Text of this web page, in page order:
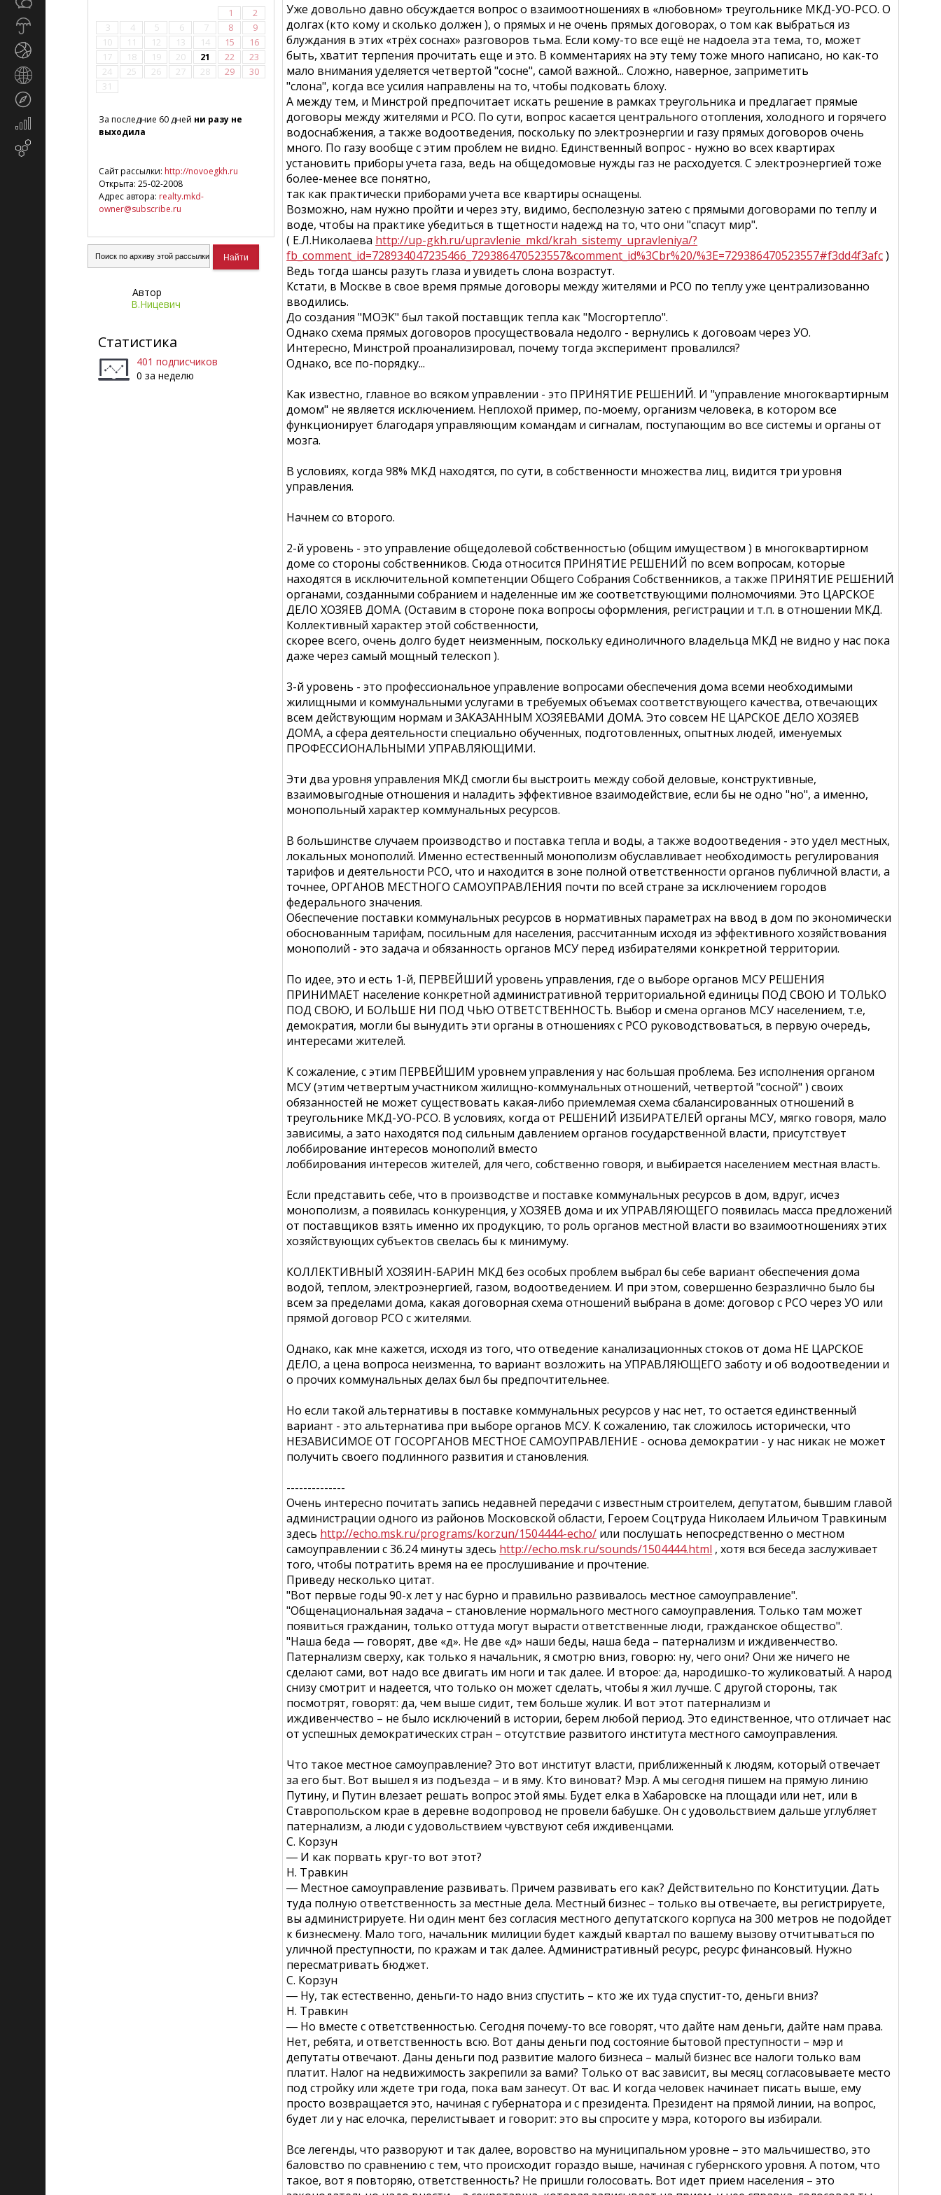
Экономика
1
2
3
4 5 6 7 8
9
10
11 12 13 14 15
16
17
18 19 20 21 22
23
24
25 26 27 28 29
30
31
За последние 60 дней ни разу не
выходила
Сайт рассылки: http://novoegkh.ru
Открыта: 25-02-2008
Адрес автора: realty.mkd-
owner@subscribe.ru
Автор
В.Ницевич
Статистика
401 подписчиков
0 за неделю
Уже довольно давно обсуждается вопрос о взаимоотношениях в «любовном» треугольнике МКД-УО-РСО. О
долгах (кто кому и сколько должен ), о прямых и не очень прямых договорах, о том как выбраться из
блуждания в этих «трёх соснах» разговоров тьма. Если кому-то все ещё не надоела эта тема, то, может
быть, хватит терпения прочитать еще и это. В комментариях на эту тему тоже много написано, но как-то
мало внимания уделяется четвертой "сосне", самой важной... Сложно, наверное, заприметить
"слона", когда все усилия направлены на то, чтобы подковать блоху.
А между тем, и Минстрой предпочитает искать решение в рамках треугольника и предлагает прямые
договоры между жителями и РСО. По сути, вопрос касается центрального отопления, холодного и горячего
водоснабжения, а также водоотведения, поскольку по электроэнергии и газу прямых договоров очень
много. По газу вообще с этим проблем не видно. Единственный вопрос - нужно во всех квартирах
установить приборы учета газа, ведь на общедомовые нужды газ не расходуется. С электроэнергией тоже
более-менее все понятно,
так как практически приборами учета все квартиры оснащены.
Возможно, нам нужно пройти и через эту, видимо, бесполезную затею с прямыми договорами по теплу и
воде, чтобы на практике убедиться в тщетности надежд на то, что они "спасут мир".
( Е.Л.Николаева http://up-gkh.ru/upravlenie_mkd/krah_sistemy_upravleniya/?
fb_comment_id=728934047235466_729386470523557&comment_id%3Cbr%20/%3E=729386470523557#f3dd4f3afc)
Ведь тогда шансы разуть глаза и увидеть слона возрастут.
Кстати, в Москве в свое время прямые договоры между жителями и РСО по теплу уже централизованно
вводились.
До создания "МОЭК" был такой поставщик тепла как "Мосгортепло".
Однако схема прямых договоров просуществовала недолго - вернулись к договоам через УО.
Интересно, Минстрой проанализировал, почему тогда эксперимент провалился?
Однако, все по-порядку...
Как известно, главное во всяком управлении - это ПРИНЯТИЕ РЕШЕНИЙ. И "управление многоквартирным
домом" не является исключением. Неплохой пример, по-моему, организм человека, в котором все
функционирует благодаря управляющим командам и сигналам, поступающим во все системы и органы от
мозга.
В условиях, когда 98% МКД находятся, по сути, в собственности множества лиц, видится три уровня
управления.
Начнем со второго.
2-й уровень - это управление общедолевой собственностью (общим имуществом ) в многоквартирном
доме со стороны собственников. Сюда относится ПРИНЯТИЕ РЕШЕНИЙ по всем вопросам, которые
находятся в исключительной компетенции Общего Собрания Собственников, а также ПРИНЯТИЕ РЕШЕНИЙ
органами, созданными собранием и наделенные им же соответствующими полномочиями. Это ЦАРСКОЕ
ДЕЛО ХОЗЯЕВ ДОМА. (Оставим в стороне пока вопросы оформления, регистрации и т.п. в отношении МКД.
Коллективный характер этой собственности,
скорее всего, очень долго будет неизменным, поскольку единоличного владельца МКД не видно у нас пока
даже через самый мощный телескоп ).
3-й уровень - это профессиональное управление вопросами обеспечения дома всеми необходимыми
жилищными и коммунальными услугами в требуемых объемах соответствующего качества, отвечающих
всем действующим нормам и ЗАКАЗАННЫМ ХОЗЯЕВАМИ ДОМА. Это совсем НЕ ЦАРСКОЕ ДЕЛО ХОЗЯЕВ
ДОМА, а сфера деятельности специально обученных, подготовленных, опытных людей, именуемых
ПРОФЕССИОНАЛЬНЫМИ УПРАВЛЯЮЩИМИ.
Эти два уровня управления МКД смогли бы выстроить между собой деловые, конструктивные,
взаимовыгодные отношения и наладить эффективное взаимодействие, если бы не одно "но", а именно,
монопольный характер коммунальных ресурсов.
В большинстве случаем производство и поставка тепла и воды, а также водоотведения - это удел местных,
локальных монополий. Именно естественный монополизм обуславливает необходимость регулирования
тарифов и деятельности РСО, что и находится в зоне полной ответственности органов публичной власти, а
точнее, ОРГАНОВ МЕСТНОГО САМОУПРАВЛЕНИЯ почти по всей стране за исключением городов
федерального значения.
Обеспечение поставки коммунальных ресурсов в нормативных параметрах на ввод в дом по экономически
обоснованным тарифам, посильным для населения, рассчитанным исходя из эффективного хозяйствования
монополий - это задача и обязанность органов МСУ перед избирателями конкретной территории.
По идее, это и есть 1-й, ПЕРВЕЙШИЙ уровень управления, где о выборе органов МСУ РЕШЕНИЯ
ПРИНИМАЕТ население конкретной административной территориальной единицы ПОД СВОЮ И ТОЛЬКО
ПОД СВОЮ, И БОЛЬШЕ НИ ПОД ЧЬЮ ОТВЕТСТВЕННОСТЬ. Выбор и смена органов МСУ населением, т.е,
демократия, могли бы вынудить эти органы в отношениях с РСО руководствоваться, в первую очередь,
интересами жителей.
К сожаление, с этим ПЕРВЕЙШИМ уровнем управления у нас большая проблема. Без исполнения органом
МСУ (этим четвертым участником жилищно-коммунальных отношений, четвертой "сосной" ) своих
обязанностей не может существовать какая-либо приемлемая схема сбалансированных отношений в
треугольнике МКД-УО-РСО. В условиях, когда от РЕШЕНИЙ ИЗБИРАТЕЛЕЙ органы МСУ, мягко говоря, мало
зависимы, а зато находятся под сильным давлением органов государственной власти, присутствует
лоббирование интересов монополий вместо
лоббирования интересов жителей, для чего, собственно говоря, и выбирается населением местная власть.
Если представить себе, что в производстве и поставке коммунальных ресурсов в дом, вдруг, исчез
монополизм, а появилась конкуренция, у ХОЗЯЕВ дома и их УПРАВЛЯЮЩЕГО появилась масса предложений
от поставщиков взять именно их продукцию, то роль органов местной власти во взаимоотношениях этих
хозяйствующих субъектов свелась бы к минимуму.
КОЛЛЕКТИВНЫЙ ХОЗЯИН-БАРИН МКД без особых проблем выбрал бы себе вариант обеспечения дома
водой, теплом, электроэнергией, газом, водоотведением. И при этом, совершенно безразлично было бы
всем за пределами дома, какая договорная схема отношений выбрана в доме: договор с РСО через УО или
прямой договор РСО с жителями.
Однако, как мне кажется, исходя из того, что отведение канализационных стоков от дома НЕ ЦАРСКОЕ
ДЕЛО, а цена вопроса неизменна, то вариант возложить на УПРАВЛЯЮЩЕГО заботу и об водоотведении и
о прочих коммунальных делах был бы предпочтительнее.
Но если такой альтернативы в поставке коммунальных ресурсов у нас нет, то остается единственный
вариант - это альтернатива при выборе органов МСУ. К сожалению, так сложилось исторически, что
НЕЗАВИСИМОЕ ОТ ГОСОРГАНОВ МЕСТНОЕ САМОУПРАВЛЕНИЕ - основа демократии - у нас никак не может
получить своего подлинного развития и становления.
--------------
Очень интересно почитать запись недавней передачи с известным строителем, депутатом, бывшим главой
администрации одного из районов Московской области, Героем Соцтруда Николаем Ильичом Травкиным
здесь http://echo.msk.ru/programs/korzun/1504444-echo/ или послушать непосредственно о местном
самоуправлении с 36.24 минуты здесь http://echo.msk.ru/sounds/1504444.html , хотя вся беседа заслуживает
того, чтобы потратить время на ее прослушивание и прочтение.
Приведу несколько цитат.
"Вот первые годы 90-х лет у нас бурно и правильно развивалось местное самоуправление".
"Общенациональная задача – становление нормального местного самоуправления. Только там может
появиться гражданин, только оттуда могут вырасти ответственные люди, гражданское общество".
"Наша беда — говорят, две «д». Не две «д» наши беды, наша беда – патернализм и иждивенчество.
Патернализм сверху, как только я начальник, я смотрю вниз, говорю: ну, чего они? Они же ничего не
сделают сами, вот надо все двигать им ноги и так далее. И второе: да, народишко-то жуликоватый. А народ
снизу смотрит и надеется, что только он может сделать, чтобы я жил лучше. С другой стороны, так
посмотрят, говорят: да, чем выше сидит, тем больше жулик. И вот этот патернализм и
иждивенчество – не было исключений в истории, берем любой период. Это единственное, что отличает нас
от успешных демократических стран – отсутствие развитого института местного самоуправления.
Что такое местное самоуправление? Это вот институт власти, приближенный к людям, который отвечает
за его быт. Вот вышел я из подъезда – и в яму. Кто виноват? Мэр. А мы сегодня пишем на прямую линию
Путину, и Путин влезает решать вопрос этой ямы. Будет елка в Хабаровске на площади или нет, или в
Ставропольском крае в деревне водопровод не провели бабушке. Он с удовольствием дальше углубляет
патернализм, а люди с удовольствием чувствуют себя иждивенцами.
С. Корзун
― И как порвать круг-то вот этот?
Н. Травкин
― Местное самоуправление развивать. Причем развивать его как? Действительно по Конституции. Дать
туда полную ответственность за местные дела. Местный бизнес – только вы отвечаете, вы регистрируете,
вы администрируете. Ни один мент без согласия местного депутатского корпуса на 300 метров не подойдет
к бизнесмену. Мало того, начальник милиции будет каждый квартал по вашему вызову отчитываться по
уличной преступности, по кражам и так далее. Административный ресурс, ресурс финансовый. Нужно
пересматривать бюджет.
С. Корзун
― Ну, так естественно, деньги-то надо вниз спустить – кто же их туда спустит-то, деньги вниз?
Н. Травкин
― Но вместе с ответственностью. Сегодня почему-то все говорят, что дайте нам деньги, дайте нам права.
Нет, ребята, и ответственность всю. Вот даны деньги под состояние бытовой преступности – мэр и
депутаты отвечают. Даны деньги под развитие малого бизнеса – малый бизнес все налоги только вам
платит. Налог на недвижимость закрепили за вами? Только от вас зависит, вы месяц согласовываете место
под стройку или ждете три года, пока вам занесут. От вас. И когда человек начинает писать выше, ему
просто возвращается это, начиная с губернатора и с президента. Президент на прямой линии, на вопрос,
будет ли у нас елочка, перелистывает и говорит: это вы спросите у мэра, которого вы избирали.
Все легенды, что разворуют и так далее, воровство на муниципальном уровне – это мальчишество, это
баловство по сравнению с тем, что происходит гораздо выше, начиная с губернского уровня. А потом, что
такое, вот я повторяю, ответственность? Не пришли голосовать. Вот идет прием населения – это